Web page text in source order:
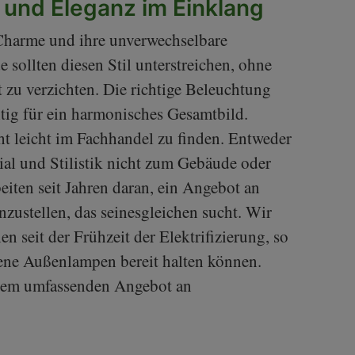
Eleganz im Einklang
und ihre unverwechselbare
sollten diesen Stil unterstreichen, ohne
verzichten. Die richtige Beleuchtung
für ein harmonisches Gesamtbild.
leicht im Fachhandel zu finden. Entweder
und Stilistik nicht zum Gebäude oder
seit Jahren daran, ein Angebot an
das seinesgleichen sucht. Wir
seit der Frühzeit der Elektrifizierung, so
Außenlampen bereit halten können.
umfassenden Angebot an